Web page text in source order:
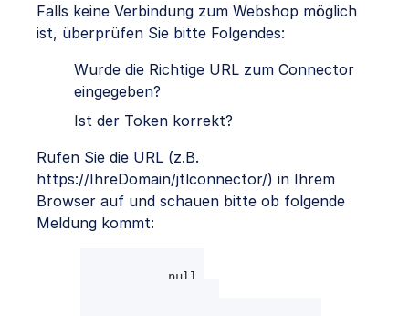
Falls keine Verbindung zum Webshop möglich
ist, überprüfen Sie bitte Folgendes:
Wurde die Richtige URL zum Connector
eingegeben?
Ist der Token korrekt?
Rufen Sie die URL (z.B.
https://IhreDomain/jtlconnector/) in Ihrem
Browser auf und schauen bitte ob folgende
Meldung kommt:
  "result": null,